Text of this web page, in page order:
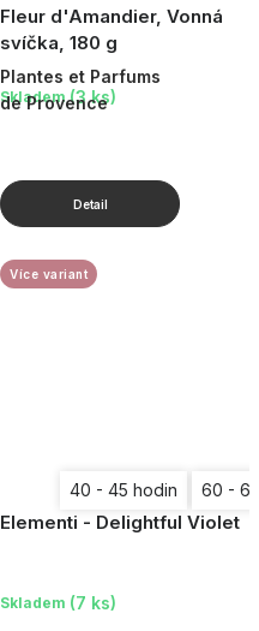
Fleur d'Amandier, Vonná
svíčka, 180 g
Plantes et Parfums
de Provence
Skladem (3 ks)
Elementi - Delightful Violet
Více variant
40 - 45 hodin 60 -
Skladem (7 ks)